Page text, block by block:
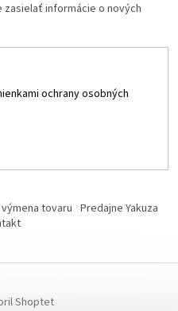
zasielať informácie o nových
ochrany osobných
tovaru Predajne Yakuza
Shoptet